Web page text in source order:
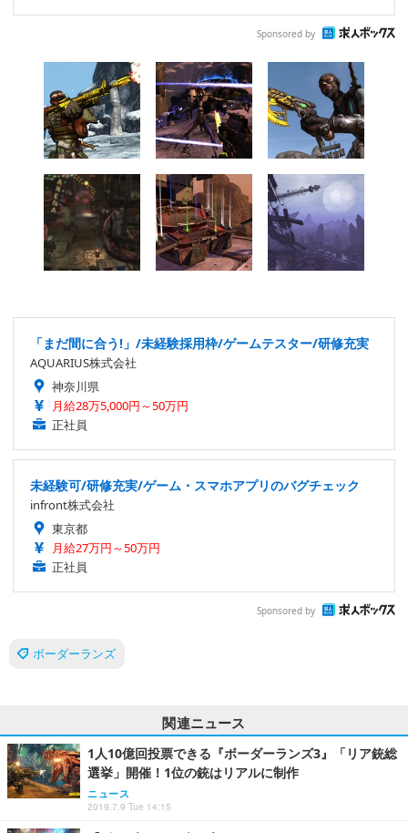
Sponsored by
「まだ間に合う!」/未経験採用枠/ゲームテスター/研修充実
AQUARIUS株式会社
神奈川県
月給28万5,000円～50万円
正社員
未経験可/研修充実/ゲーム・スマホアプリのバグチェック
infront株式会社
東京都
月給27万円～50万円
正社員
Sponsored by
ボーダーランズ
関連ニュース
1人10億回投票できる『ボーダーランズ3』「リア銃総
選挙」開催！1位の銃はリアルに制作
ニュース
2019.7.9 Tue 14:15